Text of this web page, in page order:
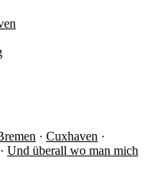
· Cuxhaven ·
Und überall wo man mich